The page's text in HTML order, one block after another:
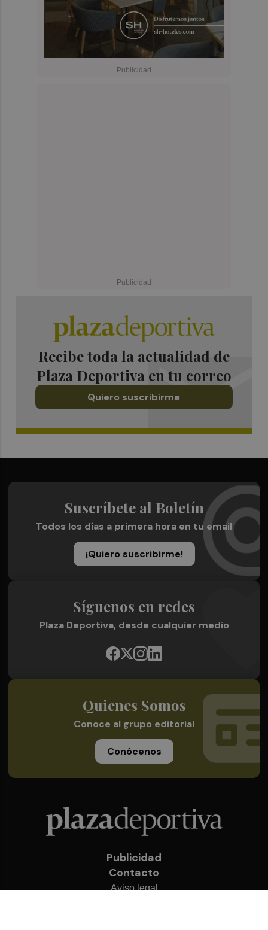
Recibe toda la actualidad de
Plaza Deportiva en tu correo
Quiero suscribirme
Suscríbete al Boletín
Todos los días a primera hora en tu email
¡Quiero suscribirme!
Síguenos en redes
Plaza Deportiva, desde cualquier medio
Quienes Somos
Conoce al grupo editorial
Conócenos
Publicidad
Contacto
Aviso legal